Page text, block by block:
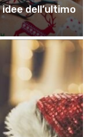
dell’ultimo